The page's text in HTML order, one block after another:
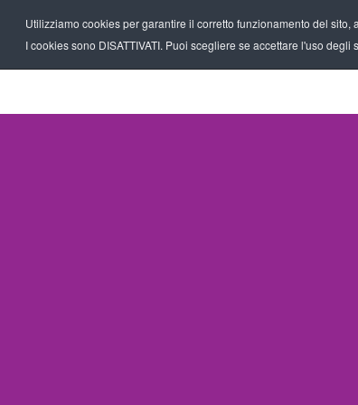
Utilizziamo cookies per garantire il corretto funzionamento del
I cookies sono DISATTIVATI. Puoi scegliere se accettare l'uso degli